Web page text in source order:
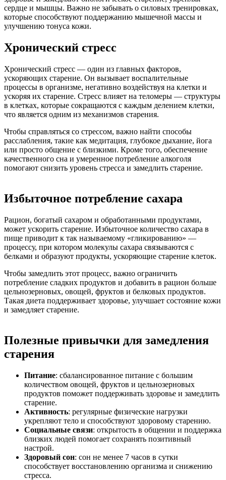
сердце и мышцы. Важно не забывать о силовых тренировках,
которые способствуют поддержанию мышечной массы и
улучшению тонуса кожи.
Хронический стресс
Хронический стресс — один из главных факторов,
ускоряющих старение. Он вызывает воспалительные
процессы в организме, негативно воздействуя на клетки и
ускоряя их старение. Стресс влияет на теломеры — структуры
в клетках, которые сокращаются с каждым делением клетки,
что является одним из механизмов старения.
Чтобы справляться со стрессом, важно найти способы
расслабления, такие как медитация, глубокое дыхание, йога
или просто общение с близкими. Кроме того, обеспечение
качественного сна и умеренное потребление алкоголя
помогают снизить уровень стресса и замедлить старение.
Избыточное потребление сахара
Рацион, богатый сахаром и обработанными продуктами,
может ускорить старение. Избыточное количество сахара в
пище приводит к так называемому «гликированию» —
процессу, при котором молекулы сахара связываются с
белками и образуют продукты, ускоряющие старение клеток.
Чтобы замедлить этот процесс, важно ограничить
потребление сладких продуктов и добавить в рацион больше
цельнозерновых, овощей, фруктов и белковых продуктов.
Такая диета поддерживает здоровье, улучшает состояние кожи
и замедляет старение.
Полезные привычки для замедления
старения
Питание: сбалансированное питание с большим
количеством овощей, фруктов и цельнозерновых
продуктов поможет поддерживать здоровье и замедлить
старение.
Активность: регулярные физические нагрузки
укрепляют тело и способствуют здоровому старению.
Социальные связи: открытость в общении и поддержка
близких людей помогает сохранять позитивный
настрой.
Здоровый сон: сон не менее 7 часов в сутки
способствует восстановлению организма и снижению
стресса.